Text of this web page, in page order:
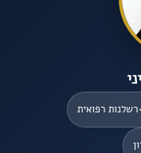
רשלנות רפואית